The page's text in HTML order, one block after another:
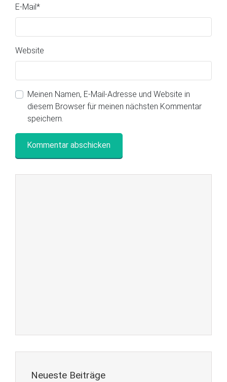
E-Mail *
Website
Meinen Namen, E-Mail-Adresse und Website in
diesem Browser für meinen nächsten Kommentar
speichern.
Neueste Beiträge